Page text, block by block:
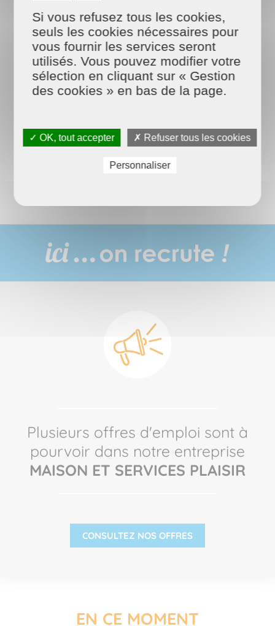
NOS PRESTATIONS
Ménage
régulier
Plusieurs offres d'emploi sont à
pourvoir dans notre entreprise
MAISON ET SERVICES PLAISIR
CONSULTEZ NOS OFFRES
EN CE MOMENT
Si vous refusez tous les cookies,
seuls les cookies nécessaires pour
vous fournir les services seront
utilisés. Vous pouvez modifier votre
sélection en cliquant sur « Gestion
des cookies » en bas de la page.
✓ OK, tout accepter ✗ Refuser tous les cookies
Personnaliser